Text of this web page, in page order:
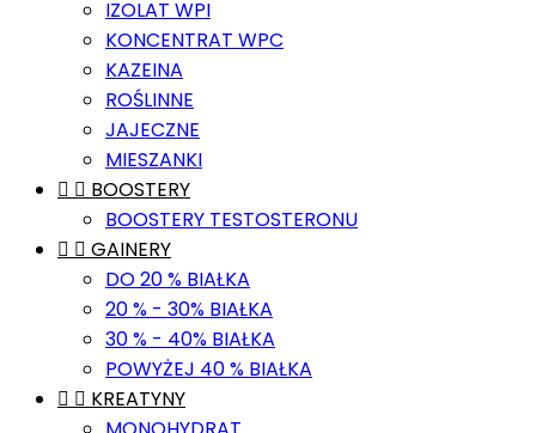
IZOLAT WPI
KONCENTRAT WPC
KAZEINA
ROŚLINNE
JAJECZNE
MIESZANKI
  BOOSTERY
BOOSTERY TESTOSTERONU
  GAINERY
DO 20 % BIAŁKA
20 % - 30% BIAŁKA
30 % - 40% BIAŁKA
POWYŻEJ 40 % BIAŁKA
  KREATYNY